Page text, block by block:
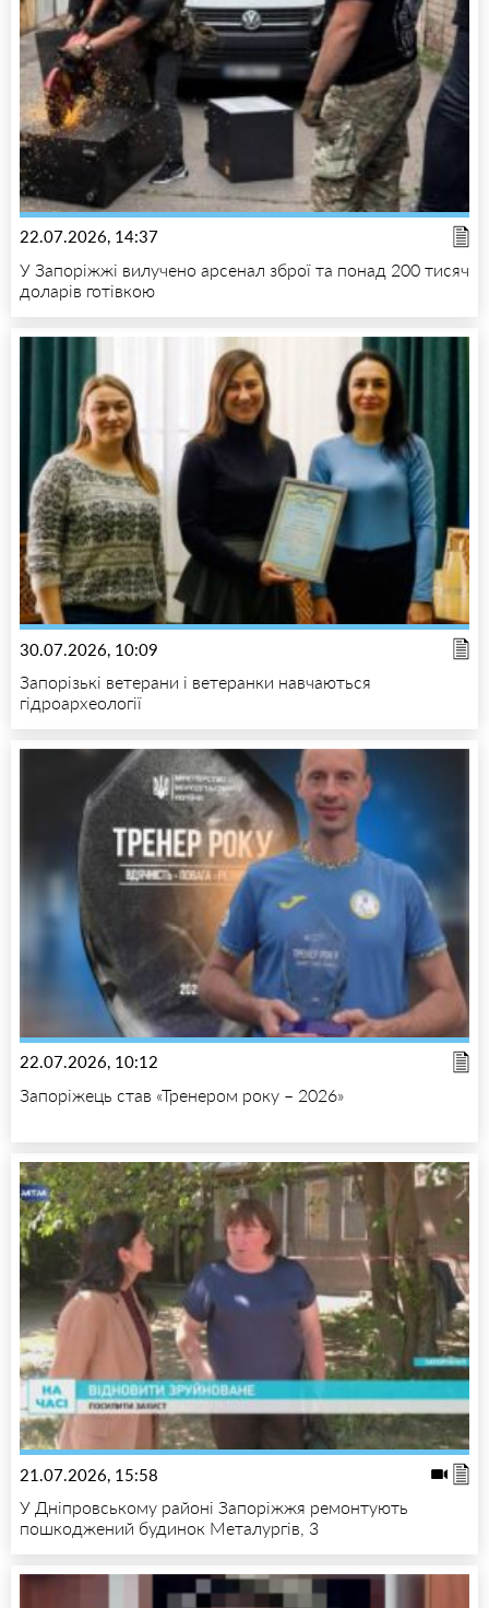
22.07.2026, 14:37
У Запоріжжі вилучено арсенал зброї та понад 200 тисяч
доларів готівкою
30.07.2026, 10:09
Запорізькі ветерани і ветеранки навчаються
гідроархеології
22.07.2026, 10:12
Запоріжець став «Тренером року – 2026»
21.07.2026, 15:58
У Дніпровському районі Запоріжжя ремонтують
пошкоджений будинок Металургів, 3